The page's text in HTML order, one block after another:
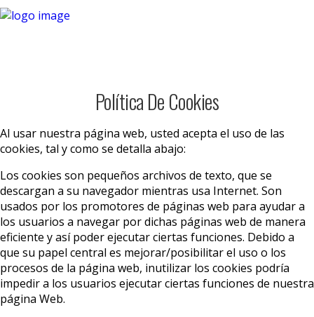
Política De Cookies
Al usar nuestra página web, usted acepta el uso de las
cookies, tal y como se detalla abajo:
Los cookies son pequeños archivos de texto, que se
descargan a su navegador mientras usa Internet. Son
usados por los promotores de páginas web para ayudar a
los usuarios a navegar por dichas páginas web de manera
eficiente y así poder ejecutar ciertas funciones. Debido a
que su papel central es mejorar/posibilitar el uso o los
procesos de la página web, inutilizar los cookies podría
impedir a los usuarios ejecutar ciertas funciones de nuestra
página Web.